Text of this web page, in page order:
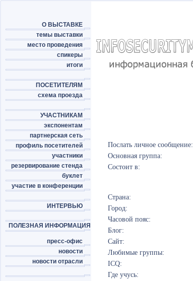
О ВЫСТАВКЕ
темы выставки
место проведения
спикеры
итоги
ПОСЕТИТЕЛЯМ
схема проезда
УЧАСТНИКАМ
экспонентам
партнерская сеть
профиль посетителей
участники
резервирование стенда
буклет
участие в конференции
ИНТЕРВЬЮ
ПОЛЕЗНАЯ ИНФОРМАЦИЯ
пресс-офис
новости
новости отрасли
Послать личное сообщение:
Основная группа:
Состоит в:
Страна:
Город:
Часовой пояс:
Блог:
Сайт:
Любимые группы:
ICQ:
Где учусь: